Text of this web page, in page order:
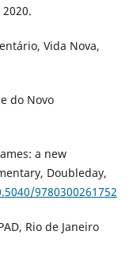
Vida Nova,
do Novo
a new
Doubleday,
9780300261752
Rio de Janeiro